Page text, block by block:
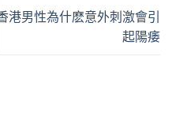
港男性為什麽意外刺激會引
起陽痿